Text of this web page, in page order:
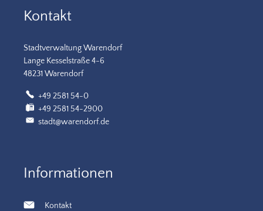
Kontakt
Stadtverwaltung Warendorf
Lange Kesselstraße 4-6
48231 Warendorf
+49 2581 54-0
+49 2581 54-2900
stadt@warendorf.de
Informationen
Kontakt